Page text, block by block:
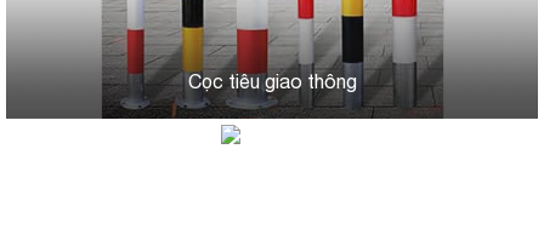
Cọc tiêu giao thông